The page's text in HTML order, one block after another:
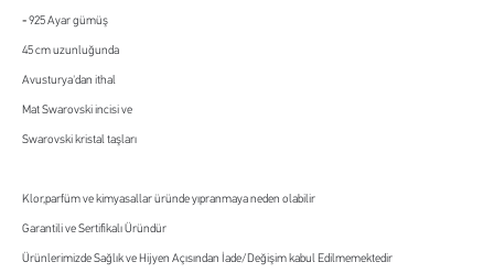
925 Ayar gümüş
45 cm uzunluğunda
Avusturya'dan ithal
Mat Swarovski incisi ve
Swarovski kristal taşları
Klor,parfüm ve kimyasallar üründe yıpranmaya neden olabilir
Garantili ve Sertifikalı Üründür
Ürünlerimizde Sağlık ve Hijyen Açısından İade/Değişim kabul Edilmemektedir